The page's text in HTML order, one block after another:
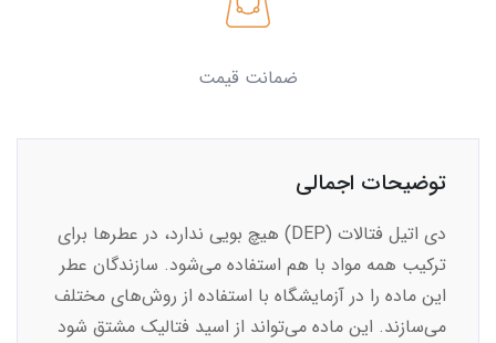
ضمانت قیمت
توضیحات اجمالی
دی اتیل فتالات (DEP) هیچ بویی ندارد، در عطرها برای
ترکیب همه مواد با هم استفاده می‌شود. سازندگان عطر
این ماده را در آزمایشگاه با استفاده از روش‌های مختلف
می‌سازند. این ماده می‌تواند از اسید فتالیک مشتق شود